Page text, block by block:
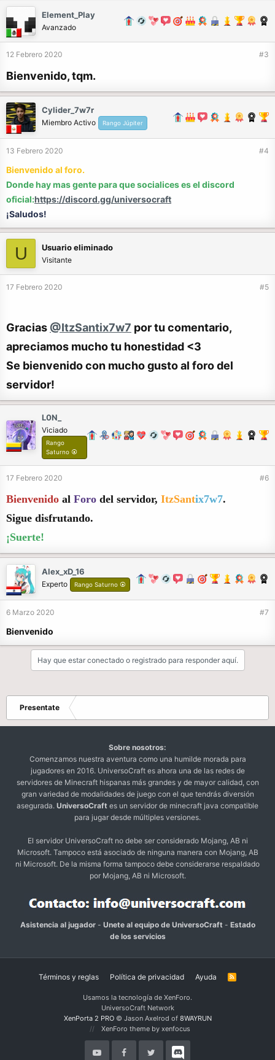
Element_Play
Avanzado
12 Febrero 2020 #3
Bienvenido, tqm.
Cylider_7w7r
Miembro Activo Rango Júpiter
13 Febrero 2020 #4
Bienvenido al foro.
Donde hay mas gente para quesocialices es el discord
oficial:https://discord.gg/universocraft
¡Saludos!
U Usuario eliminado
Visitante
17 Febrero 2020 #5
Gracias @ItzSantix7w7 por tu comentario,
apreciamos mucho tu honestidad <3
Se bienvenido con mucho gusto al foro del
servidor!
L0N_
Viciado
Rango
Saturno ⦿
17 Febrero 2020 #6
Bienvenido al Foro del servidor, ItzSantix7w7.
Sigue disfrutando.
¡Suerte!
Alex_xD_16
Experto Rango Saturno ⦿
6 Marzo 2020 #7
Bienvenido
Hay que estar conectado o registrado para responder aquí.
Presentate
Sobre nosotros:
Comenzamos nuestra aventura como una humilde morada para
jugadores en 2016. UniversoCraft es ahora una de las redes de
servidores de Minecraft hispanas más grandes y de mayor calidad, con
gran variedad de modalidades de juego con el que tendrás diversión
asegurada. UniversoCraft es un servidor de minecraft java compatible
para jugar desde múltiples versiones.
El servidor UniversoCraft no debe ser considerado Mojang, AB ni
Microsoft. Tampoco está asociado de ninguna manera con Mojang, AB
ni Microsoft. De la misma forma tampoco debe considerarse respaldado
por Mojang, AB ni Microsoft.
Asistencia al jugador- Unete al equipo de UniversoCraft - Estado
de los servicios
Términos y reglas Política de privacidad Ayuda
R
Usamos la tecnología de XenForo.
UniversoCraft Network
XenPorta 2 PRO© Jason Axelrod of 8WAYRUN
XenForo theme by xenfocus